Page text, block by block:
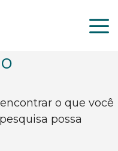
o que você
possa